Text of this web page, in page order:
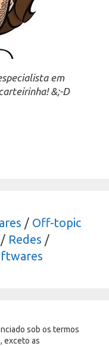
em
&;-D
/ Off-topic
/ Redes /
sob os termos
, exceto as